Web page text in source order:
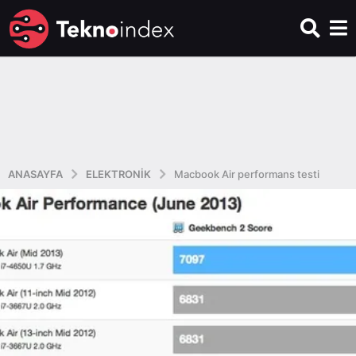
ANASAYFA ELEKTRONIK Macbook Air performans testi